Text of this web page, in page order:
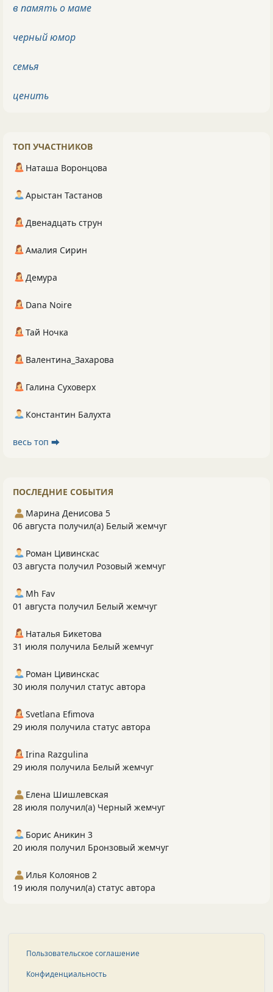
в память о маме
черный юмор
семья
ценить
ТОП УЧАСТНИКОВ
Наташа Воронцова
Арыстан Тастанов
Двенадцать струн
Амалия Сирин
Демура
Dana Noire
Тай Ночка
Валентина_Захарова
Галина Суховерх
Константин Балухта
весь топ ⮕
ПОСЛЕДНИЕ СОБЫТИЯ
Марина Денисова 5
06 августа получил(а) Белый жемчуг
Роман Цивинскас
03 августа получил Розовый жемчуг
Mh Fav
01 августа получил Белый жемчуг
Наталья Бикетова
31 июля получила Белый жемчуг
Роман Цивинскас
30 июля получил статус автора
Svetlana Efimova
29 июля получила статус автора
Irina Razgulina
29 июля получила Белый жемчуг
Елена Шишлевская
28 июля получил(а) Черный жемчуг
Борис Аникин 3
20 июля получил Бронзовый жемчуг
Илья Колоянов 2
19 июля получил(а) статус автора
Пользовательское соглашение
Конфиденциальность